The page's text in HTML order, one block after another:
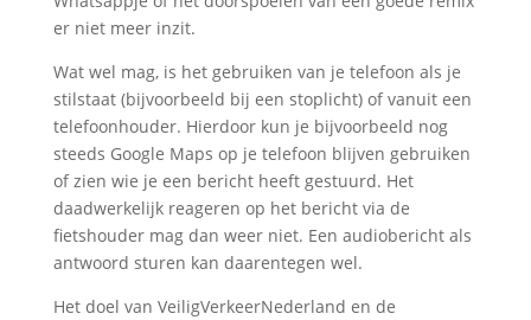
er niet meer inzit.
Wat wel mag, is het gebruiken van je telefoon als je
stilstaat (bijvoorbeeld bij een stoplicht) of vanuit een
telefoonhouder. Hierdoor kun je bijvoorbeeld nog
steeds Google Maps op je telefoon blijven gebruiken
of zien wie je een bericht heeft gestuurd. Het
daadwerkelijk reageren op het bericht via de
fietshouder mag dan weer niet. Een audiobericht als
antwoord sturen kan daarentegen wel.
Het doel van VeiligVerkeerNederland en de